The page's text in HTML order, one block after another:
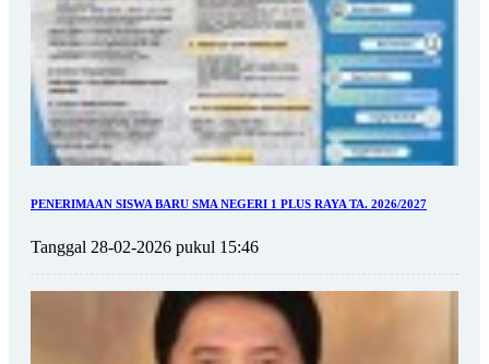
PENERIMAAN SISWA BARU SMA NEGERI 1 PLUS RAYA TA. 2026/2027
Tanggal 28-02-2026 pukul 15:46